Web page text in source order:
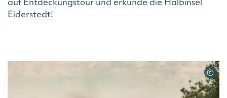
Eiderstedt!
©